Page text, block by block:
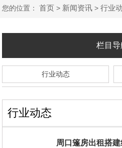
您的位置：首页 > 新闻资讯 >行业
栏目导
行业动态
行业动态
周口篷房出租搭